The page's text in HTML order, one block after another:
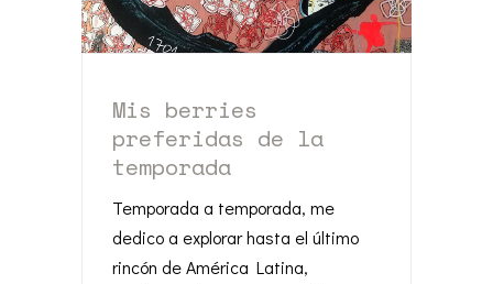
Mis berries
preferidas de la
temporada
Temporada a temporada, me
dedico a explorar hasta el último
rincón de América Latina,